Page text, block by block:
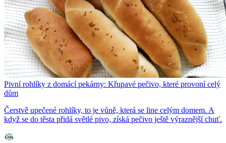
Pivní rohlíky z domácí pekárny: Křupavé pečivo, které provoní celý
dům
Čerstvě upečené rohlíky, to je vůně, která se line celým domem. A
když se do těsta přidá světlé pivo, získá pečivo ještě výraznější chuť.